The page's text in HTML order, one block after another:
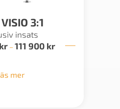
3:1
insats
kr – 111 900 krPrisintervall:
mer